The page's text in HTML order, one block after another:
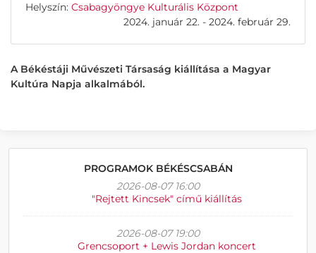
Helyszín: Csabagyöngye Kulturális Központ
2024. január 22. - 2024. február 29.
A Békéstáji Művészeti Társaság kiállítása a Magyar
Kultúra Napja alkalmából.
PROGRAMOK BÉKÉSCSABÁN
2026-08-07 16:00
"Rejtett Kincsek" című kiállítás
2026-08-07 19:00
Grencsoport + Lewis Jordan koncert